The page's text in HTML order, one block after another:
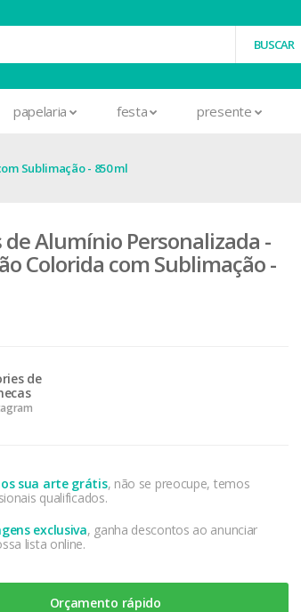
papelaria festa presente
Sublimação - 850 ml
de Alumínio Personalizada -
Colorida com Sublimação -
de
sua arte grátis, não se preocupe, temos
qualificados.
exclusiva, ganha descontos ao anunciar
lista online.
Orçamento rápido